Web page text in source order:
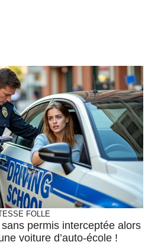
FOLLE
permis interceptée alors
voiture d’auto-école !